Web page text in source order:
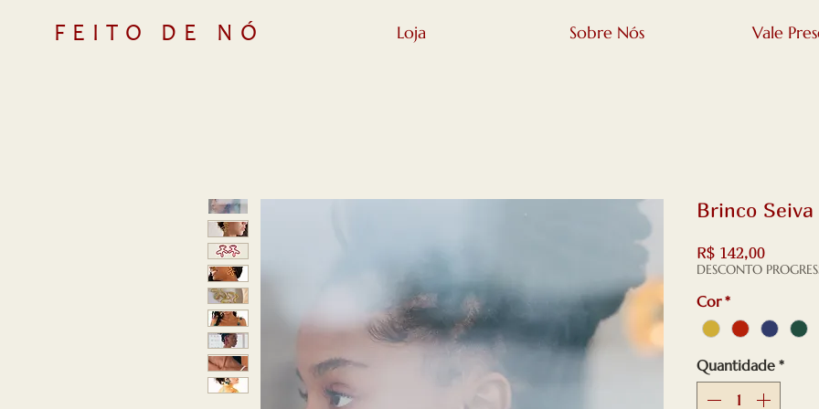
FEITO DE NÓ Loja Sobre Nós Vale
Brinco Seiva
R$ 142,00Preço
DESCONTO
Cor *
Quantidade *